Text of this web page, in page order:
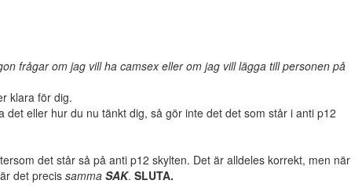
frågar om jag vill ha camsex eller om jag vill lägga till personen på
klara för dig.
eller hur du nu tänkt dig, så gör inte det det som står i anti p12
det står så på anti p12 skylten. Det är alldeles korrekt, men när
det precissamma SAK. SLUTA.